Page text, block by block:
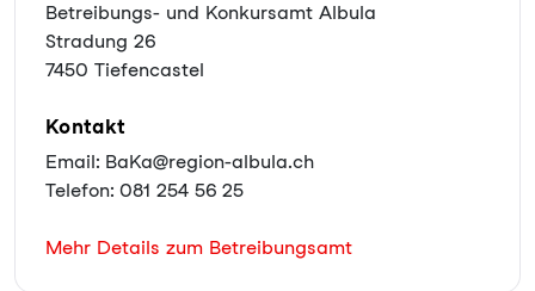
Betreibungs- und Konkursamt Albula
Stradung 26
7450 Tiefencastel
Kontakt
Email: BaKa@region-albula.ch
Telefon: 081 254 56 25
Mehr Details zum Betreibungsamt